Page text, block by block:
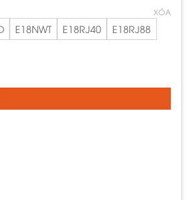
E18NWT E18RJ40
E18RJ88
XÓA